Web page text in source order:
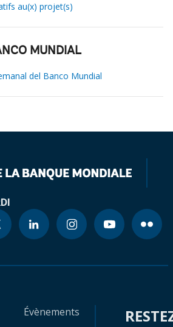
au(x) projet(s)
MUNDIAL
del Banco Mundial
Évènements